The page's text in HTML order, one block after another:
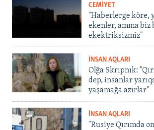
CEMİYET
"Haberlerge köre,
ekenler, amma biz
ekektriksizmiz"
İNSAN AQLARI
Olğa Skrıpnık:
dep, insanlar
yaşamağa azırlar"
İNSAN AQLARI
"Rusiye Qırımda